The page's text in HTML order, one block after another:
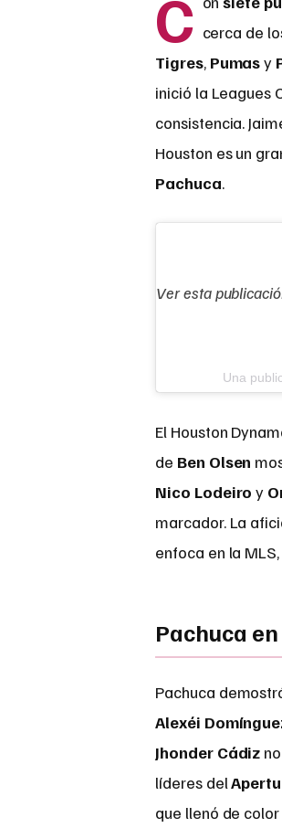
C cerca de
Tigres, Pumasy
inició la Leagues
consistencia.
Houston es un
Pachuca.
Ver esta
Una
El Houston
de Ben Olsen
Nico Lodeiro y
marcador. La
enfoca en la
Pachuca
Pachuca
Alexéi
Jhonder Cádiz
líderes del
que llenó de